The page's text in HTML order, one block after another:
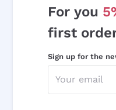
For you
first
Sign up for the